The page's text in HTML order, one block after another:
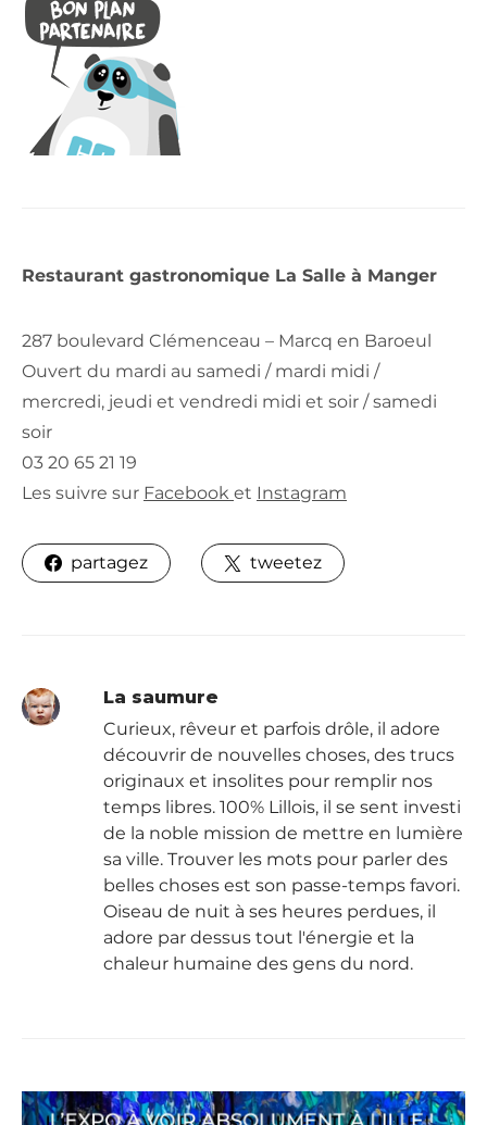
Restaurant gastronomique La Salle à Manger
287 boulevard Clémenceau – Marcq en Baroeul
Ouvert du mardi au samedi / mardi midi /
mercredi, jeudi et vendredi midi et soir / samedi
soir
03 20 65 21 19
Les suivre sur Facebook et Instagram
partagez tweetez
La saumure
Curieux, rêveur et parfois drôle, il adore
découvrir de nouvelles choses, des trucs
originaux et insolites pour remplir nos
temps libres. 100% Lillois, il se sent investi
de la noble mission de mettre en lumière
sa ville. Trouver les mots pour parler des
belles choses est son passe-temps favori.
Oiseau de nuit à ses heures perdues, il
adore par dessus tout l'énergie et la
chaleur humaine des gens du nord.